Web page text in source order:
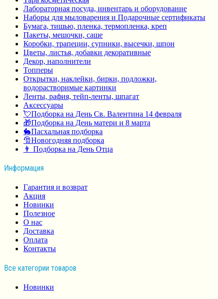
Лабораторная посуда, инвентарь и оборудование
Наборы для мыловарения и Подарочные сертификаты
Бумага, тишью, пленка, термопленка, креп
Пакеты, мешочки, саше
Коробки, трапеции, супники, высечки, шпон
Цветы, листья, добавки декоративные
Декор, наполнители
Топперы
Открытки, наклейки, бирки, подложки,
водорастворимые картинки
Ленты, рафия, тейп-ленты, шпагат
Аксессуары
💘Подборка на День Св. Валентина 14 февраля
🎁Подборка на День матери и 8 марта
🐇Пасхальная подборка
🎅Новогодняя подборка
👨 Подборка на День Отца
Информация
Гарантия и возврат
Акция
Новинки
Полезное
О нас
Доставка
Оплата
Контакты
Все категории товаров
Новинки